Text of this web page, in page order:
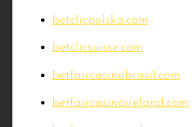
betclicpolska.com
betclicsuisse.com
betfaircasinobrasil.com
betfaircasinoireland.com